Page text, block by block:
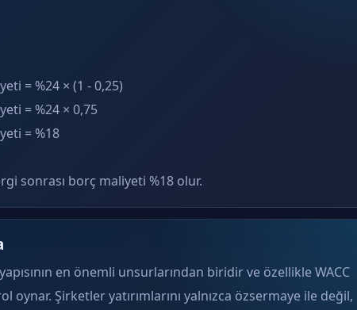
= %24 × (1 - 0,25)
= %24 × 0,75
= %18
sonrası borç maliyeti %18 olur.
en önemli unsurlarından biridir ve özellikle WACC
oynar. Şirketler yatırımlarını yalnızca özsermaye ile değil,